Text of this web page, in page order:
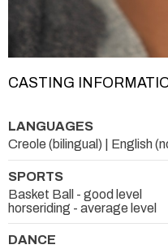
CASTING
LANGUAGES
Creole (bilingual) | English
SPORTS
Basket Ball - good level
horseriding - average level
DANCE